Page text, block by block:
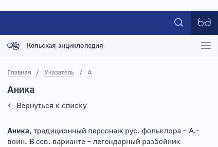
Кольская энциклопедия
Главная / Указатель / А
Аника
Вернуться к списку
Аника, традиционный персонаж рус. фольклора – А.-
воин. В сев. варианте – легендарный разбойник